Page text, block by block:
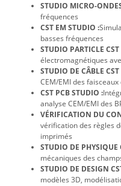
STUDIO MICRO-
fréquences
CST EM STUDIO :
basses fréquences
STUDIO PARTICLE CST
électromagnétiques
STUDIO DE CÂBLE CST
CEM/EMI des faisceaux
CST PCB STUDIO :
analyse CEM/EMI des
VÉRIFICATION DU
vérification des règles
imprimés
STUDIO DE PHYSIQUE
mécaniques des
STUDIO DE DESIGN
modèles 3D,